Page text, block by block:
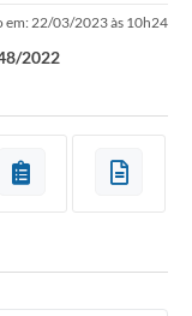
em: 22/03/2023 às 10h24
2022